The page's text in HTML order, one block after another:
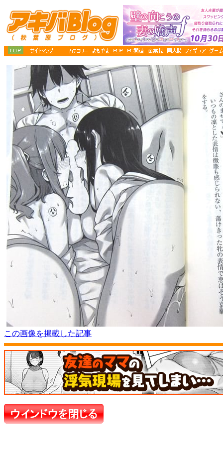
この画像を掲載した記事